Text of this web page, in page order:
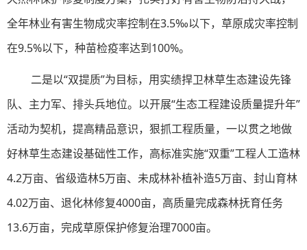
全年林业有害生物成灾率控制在3.5‰以下，草原成灾率控制
在9.5%以下，种苗检疫率达到100%。
二是以“双提质”为目标，用实绩捍卫林草生态建设先锋
队、主力军、排头兵地位。以开展“生态工程建设质量提升年”
活动为契机，提高精品意识，狠抓工程质量，一以贯之地做
好林草生态建设基础性工作，高标准实施“双重”工程人工造林
4.2万亩、省级造林5万亩、未成林补植补造5万亩、封山育林
4.02万亩、退化林修复4000亩，高质量完成森林抚育任务
13.6万亩，完成草原保护修复治理7000亩。